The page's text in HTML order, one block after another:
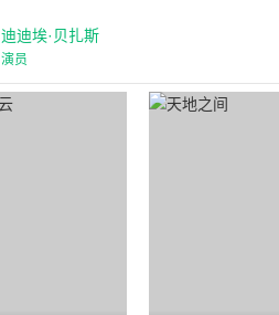
迪迪埃·贝扎斯
演员